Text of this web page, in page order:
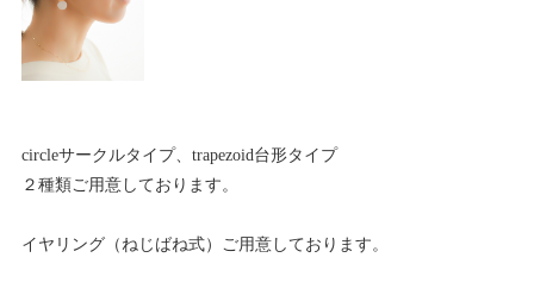
circleサークルタイプ、trapezoid台形タイプ
２種類ご用意しております。
イヤリング（ねじばね式）ご用意しております。